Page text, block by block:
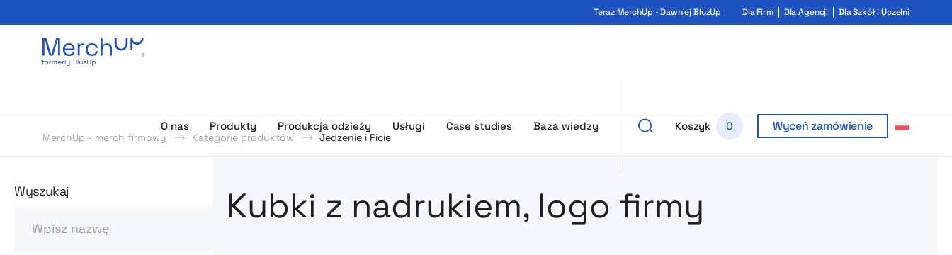
Teraz MerchUp - Dawniej BluzUp Dla Firm Dla Agencji Dla Szkół i Uczelni
Odzież reklamowa z nadrukiem i gadżety firmowe z logo - MerchUp
O nas Produkty Produkcja odzieży Usługi Case studies Baza wiedzy Koszyk 0 Wyceń zamówienie
MerchUp - merch firmowy Kategorie produktów Jedzenie i Picie
Odzież reklamowa z nadrukiem i
Wyszukaj Kubki z nadrukiem, logo firmy